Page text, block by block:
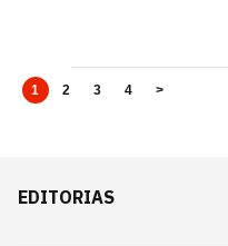
1 2 3 4 >
EDITORIAS